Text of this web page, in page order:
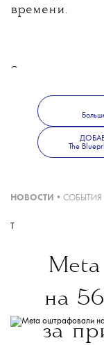
времени.
24 февраля в
того, S.S.
рамках
современной
The Blueprint
The
НОВОСТИ • СОБЫТИЯ
T
Meta
на
за